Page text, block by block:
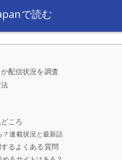
で読む
配信状況を調査
ころ
連載状況と最新話
るよくある質問